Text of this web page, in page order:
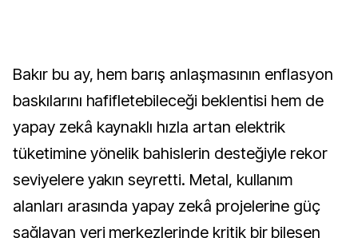
Bakır bu ay, hem barış anlaşmasının enflasyon
baskılarını hafifletebileceği beklentisi hem de
yapay zekâ kaynaklı hızla artan elektrik
tüketimine yönelik bahislerin desteğiyle rekor
seviyelere yakın seyretti. Metal, kullanım
alanları arasında yapay zekâ projelerine güç
sağlayan veri merkezlerinde kritik bir bileşen